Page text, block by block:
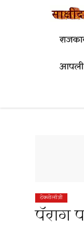
आपली
टेक्नोलॉजी
पॅराग